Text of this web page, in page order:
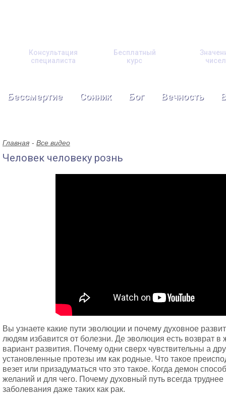
Консультация
специалиста
Бесплатный
курс
чисел
Бессмертие Сонник Бог Вечность
Главная Все видео
Человек человеку рознь
Вы узнаете какие пути эволюции и почему духовное
людям избавится от болезни. Де эволюция есть возврат в
вариант развития. Почему одни сверх чувствительны а
установленные протезы им как родные. Что такое
везет или призадуматься что это такое. Когда демон
желаний и для чего. Почему духовный путь всегда
заболевания даже таких как рак.